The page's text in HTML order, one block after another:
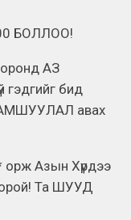
БОЛЛОО!
АЗ
гэдгийг бид
авах
орж Азын Хүрдээ
Та ШУУД